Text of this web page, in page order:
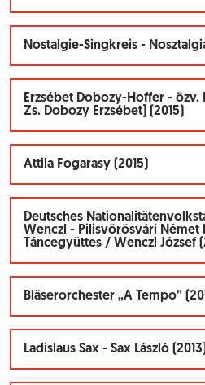
Nostalgie-Singkreis -
Erzsébet Dobozy-Hoffer - özv.
Zs. Dobozy Erzsébet] (2015)
Attila Fogarasy (2015)
Deutsches
Wenczl - Pilisvörösvári Német
Táncegyüttes / Wenczl József
Bläserorchester „A Tempo”
Ladislaus Sax - Sax László (2013)